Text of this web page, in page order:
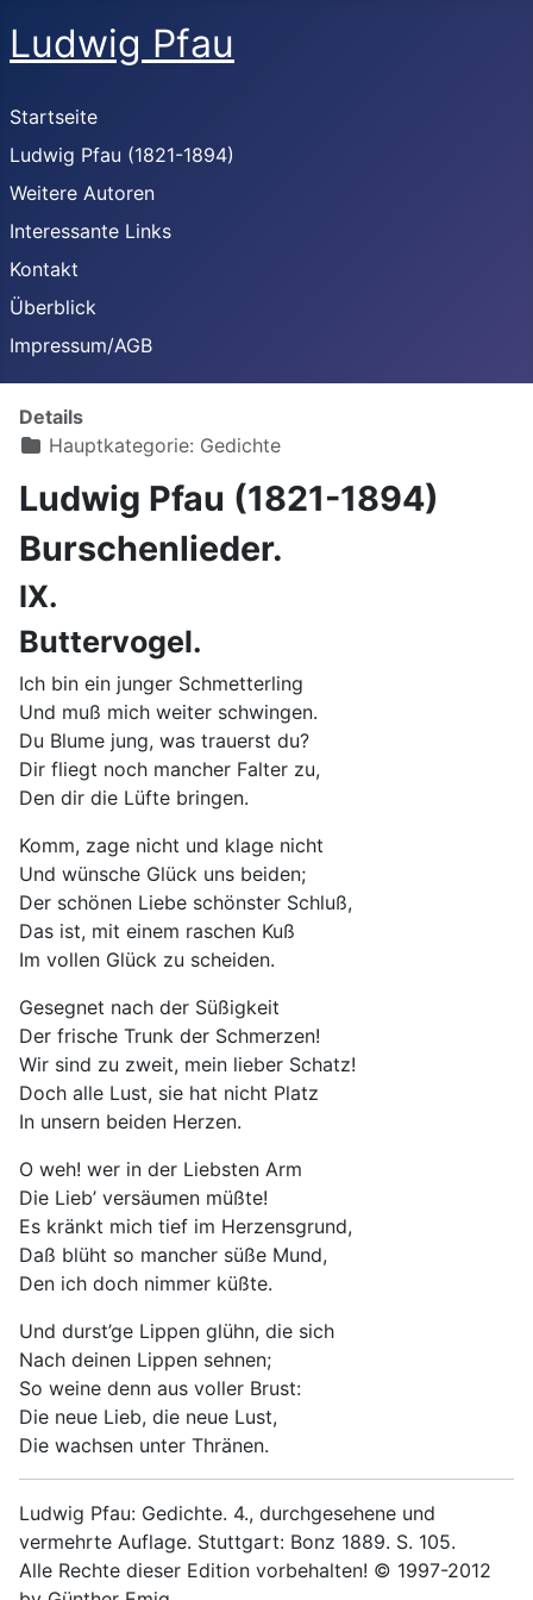
Ludwig Pfau
Startseite
Ludwig Pfau (1821-1894)
Weitere Autoren
Interessante Links
Kontakt
Überblick
Impressum/AGB
Details
Hauptkategorie: Gedichte
Ludwig Pfau (1821-1894)
Burschenlieder.
IX.
Buttervogel.
Ich bin ein junger Schmetterling
Und muß mich weiter schwingen.
Du Blume jung, was trauerst du?
Dir fliegt noch mancher Falter zu,
Den dir die Lüfte bringen.
Komm, zage nicht und klage nicht
Und wünsche Glück uns beiden;
Der schönen Liebe schönster Schluß,
Das ist, mit einem raschen Kuß
Im vollen Glück zu scheiden.
Gesegnet nach der Süßigkeit
Der frische Trunk der Schmerzen!
Wir sind zu zweit, mein lieber Schatz!
Doch alle Lust, sie hat nicht Platz
In unsern beiden Herzen.
O weh! wer in der Liebsten Arm
Die Lieb’ versäumen müßte!
Es kränkt mich tief im Herzensgrund,
Daß blüht so mancher süße Mund,
Den ich doch nimmer küßte.
Und durst’ge Lippen glühn, die sich
Nach deinen Lippen sehnen;
So weine denn aus voller Brust:
Die neue Lieb, die neue Lust,
Die wachsen unter Thränen.
Ludwig Pfau: Gedichte. 4., durchgesehene und
vermehrte Auflage. Stuttgart: Bonz 1889. S. 105.
Alle Rechte dieser Edition vorbehalten! © 1997-2012